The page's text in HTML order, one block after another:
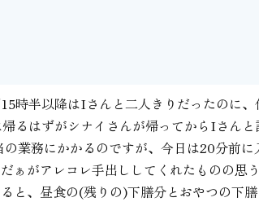
時半以降はIさんと二人きりだったのに
るはずがシナイさんが帰ってからIさん
業務にかかるのですが、今日は20分前
ぁがアレコレ手出ししてくれたものの
と、昼食の(残りの)下膳分とおやつの下